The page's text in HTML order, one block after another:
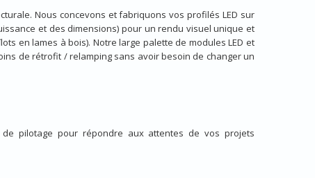
Nous concevons et fabriquons vos profilés LED sur
et des dimensions) pour un rendu visuel unique et
en lames à bois). Notre large palette de modules LED et
de rétrofit / relamping sans avoir besoin de changer un
pilotage pour répondre aux attentes de vos projets